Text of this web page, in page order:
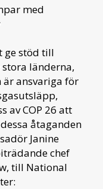
med
ge stöd till
länderna,
är ansvariga för
av COP 26 att
åtaganden
Janine
chef
till National